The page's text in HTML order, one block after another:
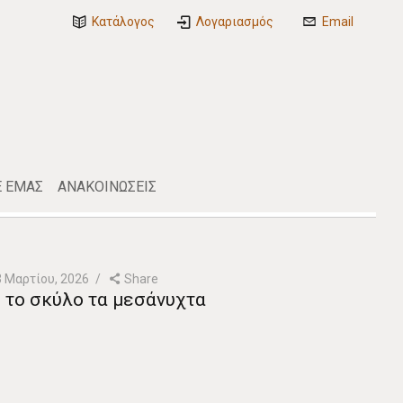
Κατάλογος Λογαριασμός Email
ΕΜΑΣ ΑΝΑΚΟΙΝΩΣΕΙΣ
Μαρτίου, 2026 Share
σκύλο τα μεσάνυχτα